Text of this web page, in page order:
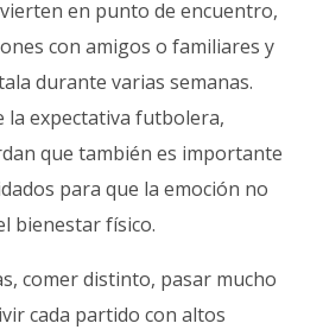
en punto de encuentro,
con amigos o familiares y
durante varias semanas.
la expectativa futbolera,
que también es importante
para que la emoción no
bienestar físico.
comer distinto, pasar mucho
cada partido con altos